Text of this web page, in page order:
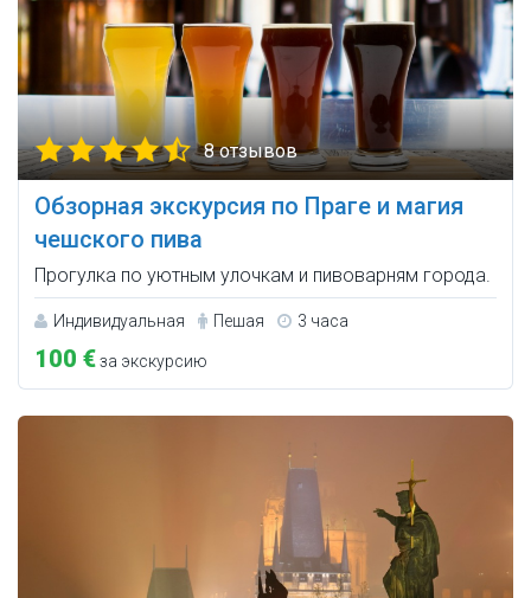
8 отзывов
Обзорная экскурсия по Праге и магия
чешского пива
Прогулка по уютным улочкам и пивоварням города.
Индивидуальная Пешая 3 часа
100 €за экскурсию